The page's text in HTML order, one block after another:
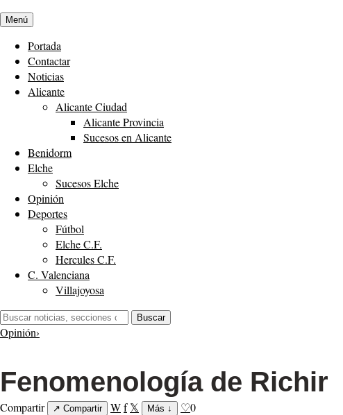
Menú
Portada
Contactar
Noticias
Alicante
Alicante Ciudad
Alicante Provincia
Sucesos en Alicante
Benidorm
Elche
Sucesos Elche
Opinión
Deportes
Fútbol
Elche C.F.
Hercules C.F.
C. Valenciana
Villajoyosa
Buscar:
Buscar
Opinión›
Fenomenología de Richir
Compartir ↗ Compartir Wf 𝕏 Más ↓ ♡0